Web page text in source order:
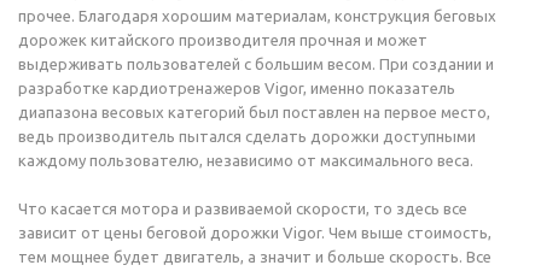
прочее. Благодаря хорошим материалам, конструкция беговых
дорожек китайского производителя прочная и может
выдерживать пользователей с большим весом. При создании и
разработке кардиотренажеров Vigor, именно показатель
диапазона весовых категорий был поставлен на первое место,
ведь производитель пытался сделать дорожки доступными
каждому пользователю, независимо от максимального веса.
Что касается мотора и развиваемой скорости, то здесь все
зависит от цены беговой дорожки Vigor. Чем выше стоимость,
тем мощнее будет двигатель, а значит и больше скорость. Все